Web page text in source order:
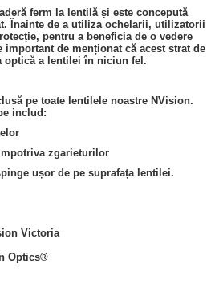
ferm la lentilă și este concepută
Înainte de a utiliza ochelarii, utilizatorii
pentru a beneficia de o vedere
de menționat că acest strat de
optică a lentilei în niciun fel.
pe toate lentilele noastre NVision.
includ:
zgarieturilor
ușor de pe suprafața lentilei.
Victoria
Optics®